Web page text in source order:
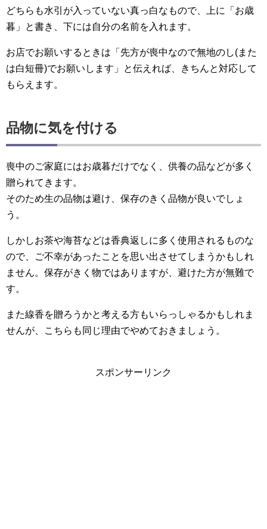
どちらも水引が入っていない真っ白なもので、上に「お歳
暮」と書き、下には自分の名前を入れます。
お店でお願いするときは「先方が喪中なので無地のし(また
は白短冊)でお願いします」と伝えれば、きちんと対応して
もらえます。
品物に気を付ける
喪中のご家庭にはお歳暮だけでなく、供養の品などが多く
贈られてきます。
そのため生の品物は避け、保存のきく品物が良いでしょ
う。
しかしお茶や海苔などは香典返しに多く使用されるものな
ので、ご不幸があったことを思い出させてしまうかもしれ
ません。保存がきく物ではありますが、避けた方が無難で
す。
また線香を贈ろうかと考える方もいらっしゃるかもしれま
せんが、こちらも同じ理由でやめておきましょう。
スポンサーリンク